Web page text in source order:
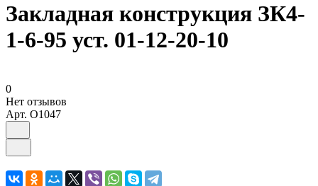
Закладная конструкция ЗК4-
1-6-95 уст. 01-12-20-10
0
Нет отзывов
Арт. O1047